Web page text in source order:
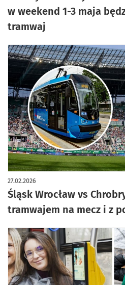
w weekend 1-3 maja
tramwaj
Śląsk Wrocław vs
tramwajem na mecz i z
27.02.2026